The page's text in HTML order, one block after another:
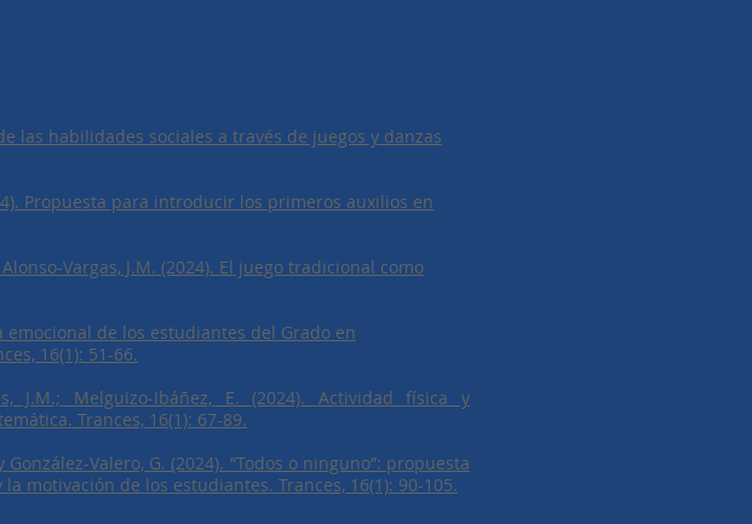
las habilidades sociales a través de juegos y danzas
Propuesta para introducir los primeros auxilios en
Vargas, J.M. (2024). El juego tradicional como
emocional de los estudiantes del Grado en
16(1): 51-66.
J.M.; Melguizo-Ibáñez, E. (2024). Actividad física y
Trances, 16(1): 67-89.
Valero, G. (2024). “Todos o ninguno”: propuesta
motivación de los estudiantes. Trances, 16(1): 90-105.